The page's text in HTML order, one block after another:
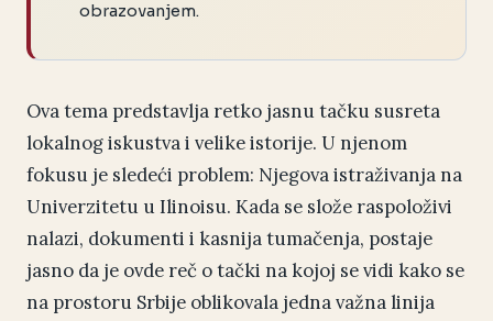
obrazovanjem.
Ova tema predstavlja retko jasnu tačku susreta
lokalnog iskustva i velike istorije. U njenom
fokusu je sledeći problem: Njegova istraživanja na
Univerzitetu u Ilinoisu. Kada se slože raspoloživi
nalazi, dokumenti i kasnija tumačenja, postaje
jasno da je ovde reč o tački na kojoj se vidi kako se
na prostoru Srbije oblikovala jedna važna linija